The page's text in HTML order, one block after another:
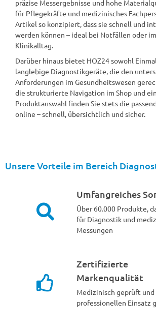
präzise Messergebnisse und hohe
für Pflegekräfte und medizinisches
Artikel so konzipiert, dass sie schnell und
werden können – ideal bei Notfällen oder
Klinikalltag.
Darüber hinaus bietet HOZ24 sowohl
langlebige Diagnostikgeräte, die den
Anforderungen im Gesundheitswesen
die strukturierte Navigation im Shop und
Produktauswahl finden Sie stets die
online – schnell, übersichtlich und sicher.
Unsere Vorteile im Bereich
Umfangreiches
Über 60.000 Produkte,
für Diagnostik und
Messungen
Zertifizierte
Markenqualität
Medizinisch geprüft und
professionellen Einsatz